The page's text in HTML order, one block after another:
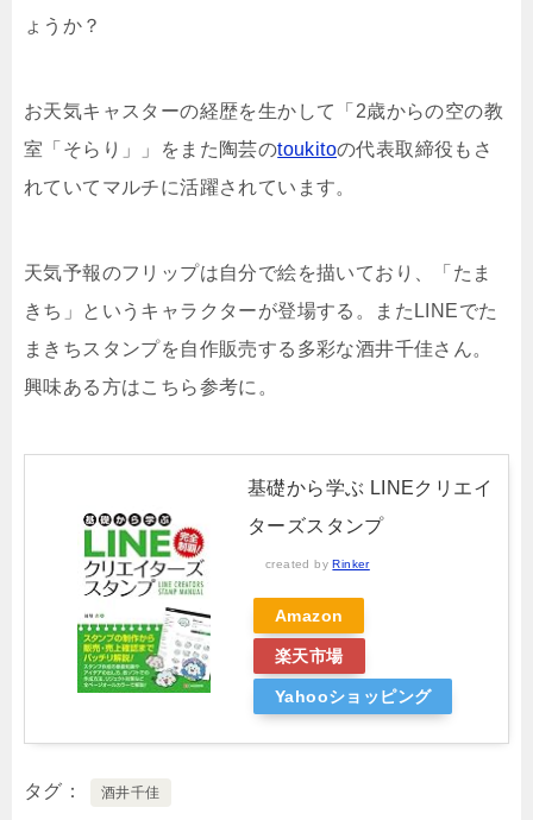
ょうか？
お天気キャスターの経歴を生かして「 2歳からの空の教
室「そらり」」をまた陶芸のtoukitoの代表取締役もさ
れていてマルチに活躍されています。
天気予報のフリップは自分で絵を描いており、「たま
きち」というキャラクターが登場する。またLINEでた
まきちスタンプを自作販売する多彩な酒井千佳さん。
興味ある方はこちら参考に。
基礎から学ぶ LINEクリエイ
ターズスタンプ
created byRinker
Amazon
楽天市場
Yahooショッピング
タグ 酒井千佳